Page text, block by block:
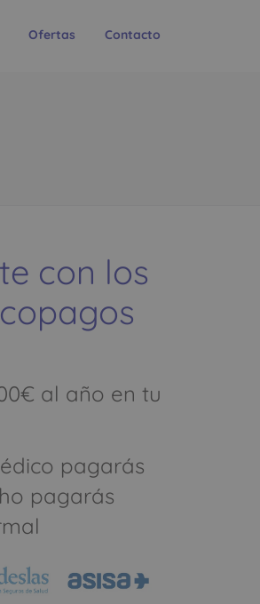
Ofertas Contacto
con los
al año en tu
pagarás
pagarás